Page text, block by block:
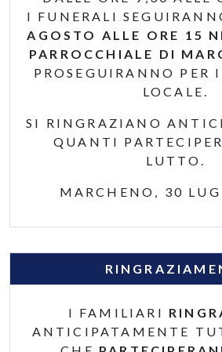
I FUNERALI
AGOSTO ALLE ORE 15
PARROCCHIALE DI
PROSEGUIRANNO PER
LOCALE.
SI RINGRAZIANO
QUANTI
LUTTO.
MARCHENO, 30
I FAMILIARI
ANTICIPATAMENTE